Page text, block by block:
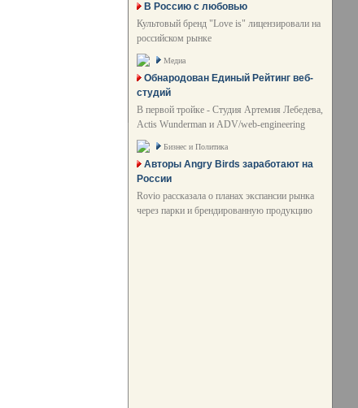
В Россию с любовью
Культовый бренд "Love is" лицензировали на
российском рынке
Медиа
Обнародован Единый Рейтинг веб-
студий
В первой тройке - Студия Артемия Лебедева,
Actis Wunderman и ADV/web-engineering
Бизнес и Политика
Авторы Angry Birds заработают на
России
Rovio рассказала о планах экспансии рынка
через парки и брендированную продукцию